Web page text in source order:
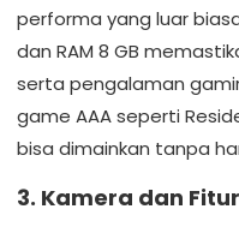
performa yang luar
dan RAM 8 GB
serta pengalaman
game AAA seperti
bisa dimainkan tanpa
3. Kamera dan